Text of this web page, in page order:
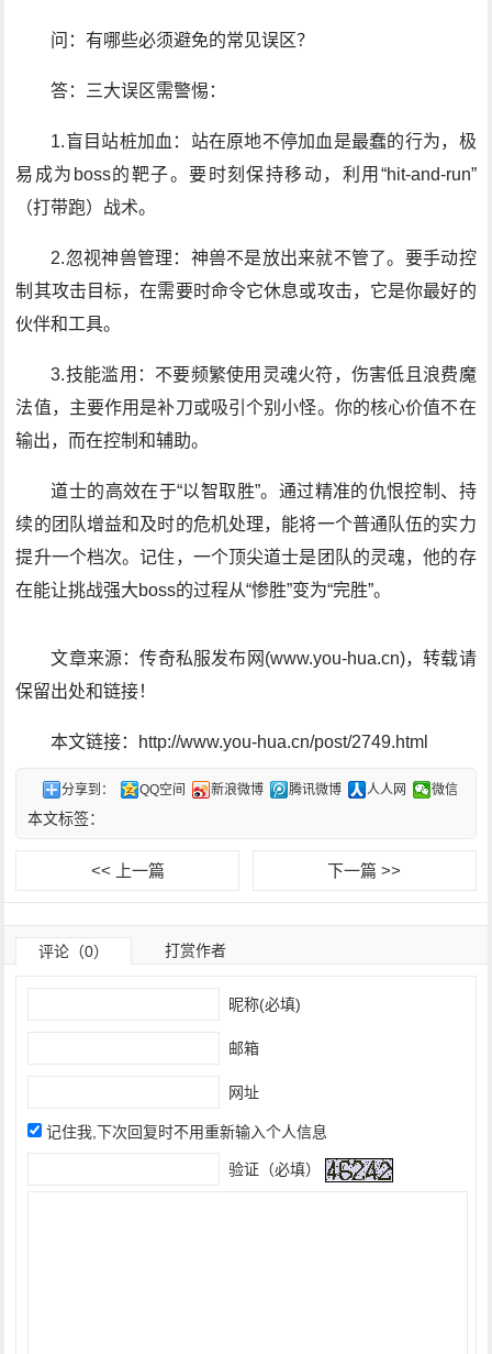
问：有哪些必须避免的常见误区？
答：三大误区需警惕：
1.盲目站桩加血：站在原地不停加血是最蠢的行为，极
易成为boss的靶子。要时刻保持移动，利用“hit-and-run”
（打带跑）战术。
2.忽视神兽管理：神兽不是放出来就不管了。要手动控
制其攻击目标，在需要时命令它休息或攻击，它是你最好的
伙伴和工具。
3.技能滥用：不要频繁使用灵魂火符，伤害低且浪费魔
法值，主要作用是补刀或吸引个别小怪。你的核心价值不在
输出，而在控制和辅助。
道士的高效在于“以智取胜”。通过精准的仇恨控制、持
续的团队增益和及时的危机处理，能将一个普通队伍的实力
提升一个档次。记住，一个顶尖道士是团队的灵魂，他的存
在能让挑战强大boss的过程从“惨胜”变为“完胜”。
文章来源：传奇私服发布网(www.you-hua.cn)，转载请
保留出处和链接！
本文链接：http://www.you-hua.cn/post/2749.html
分享到： QQ空间 新浪微博 腾讯微博 人人网 微信
本文标签：
<< 上一篇 下一篇 >>
评论（0） 打赏作者
昵称(必填)
邮箱
网址
记住我,下次回复时不用重新输入个人信息
验证（必填）